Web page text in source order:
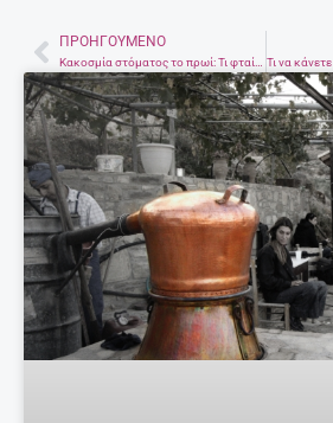
PrevΠΡΟΗΓΟΎΜΕΝΟ
Κακοσμία στόματος το πρωί: Τι φταίε και τι να κάνετε